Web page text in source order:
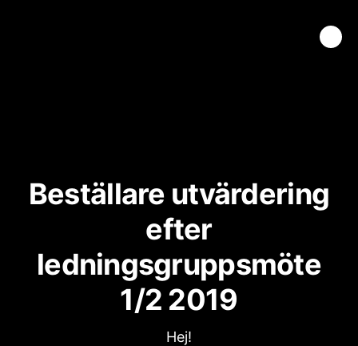
Beställare utvärdering
efter
ledningsgruppsmöte
1/2 2019
Hej!